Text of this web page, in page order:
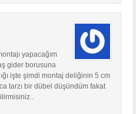
yapacağım
gider borusuna
işte şimdi montaj deliğinin 5 cm
tarzı bir dübel düşündüm fakat